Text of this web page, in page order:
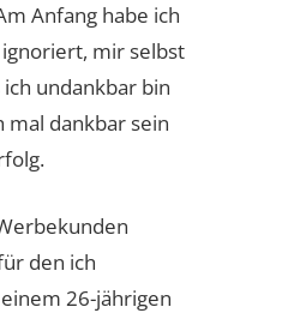
Anfang habe ich
mir selbst
undankbar bin
mal dankbar sein
den ich
26-jährigen